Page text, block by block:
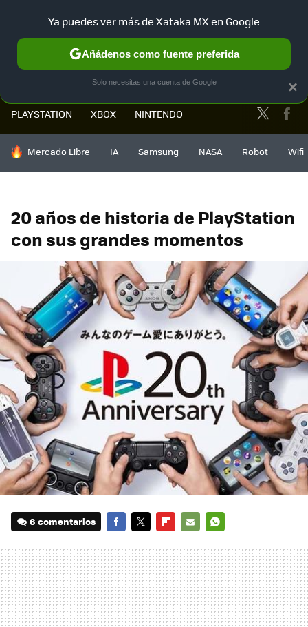
PLAYSTATION XBOX NINTENDO Twitter
HOY SE HABLA DE
Mercado Libre IA Samsung NASA Robot Wifi
20 años de historia de PlayStation
con sus grandes momentos
6 comentarios
MAIL
×
Ya puedes ver más de Xataka MX en Google
Añádenos como fuente preferida
Solo necesitas una cuenta de Google